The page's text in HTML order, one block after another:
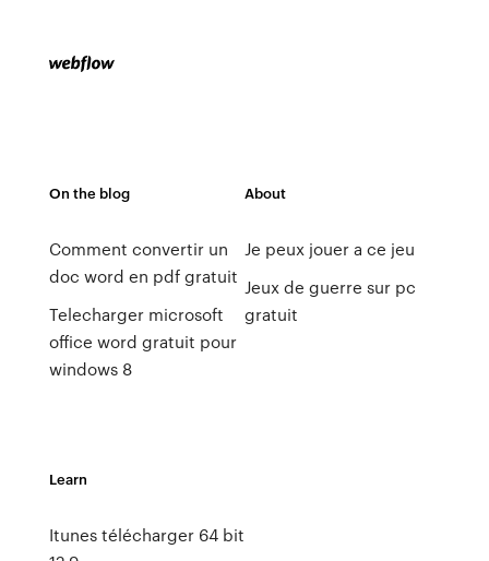
On the blog
Comment convertir un
doc word en pdf gratuit
Telecharger microsoft
office word gratuit pour
windows 8
About
Je peux jouer a ce jeu
Jeux de guerre sur pc
gratuit
Learn
Itunes télécharger 64 bit